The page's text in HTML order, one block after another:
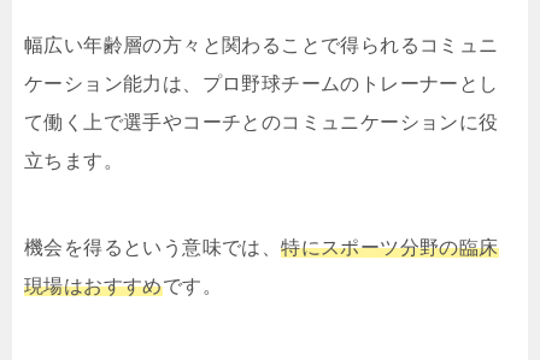
幅広い年齢層の方々と関わることで得られるコミュニ
ケーション能力は、プロ野球チームのトレーナーとし
て働く上で選手やコーチとのコミュニケーションに役
立ちます。
機会を得るという意味では、特にスポーツ分野の臨床
現場はおすすめです。